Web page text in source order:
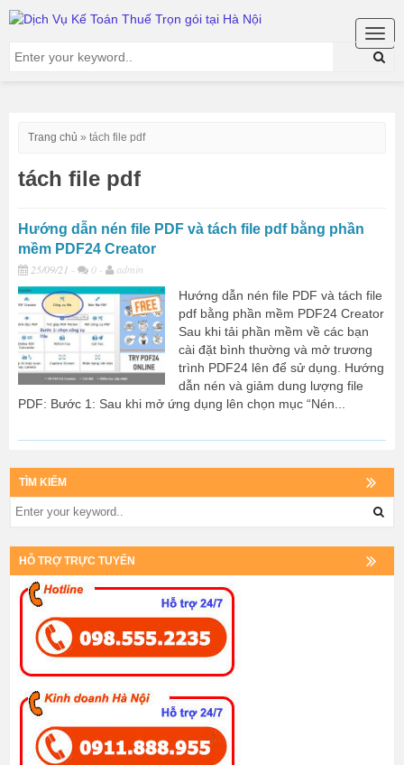
Trang chủ » tách file pdf
tách file pdf
Hướng dẫn nén file PDF và tách file pdf bằng phần
mềm PDF24 Creator
25/09/21 - 0 -
admin
Hướng dẫn nén file PDF và tách file
pdf bằng phần mềm PDF24 Creator
Sau khi tải phần mềm về các bạn
cài đặt bình thường và mở trương
trình PDF24 lên để sử dụng. Hướng
dẫn nén và giảm dung lượng file
PDF: Bước 1: Sau khi mở ứng dụng lên chọn mục “Nén...
TÌM KIẾM
HỖ TRỢ TRỰC TUYẾN